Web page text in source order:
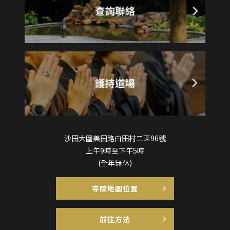
沙田大圍美田路白田村二區96號
上午9時至下午5時
(全年無休)
寺院地圖位置
前往方法